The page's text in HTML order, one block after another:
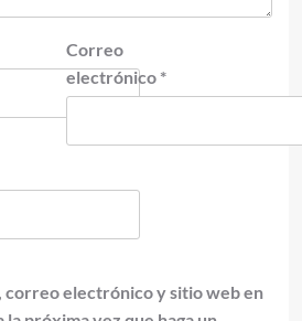
Correo
electrónico *
correo electrónico y sitio web en